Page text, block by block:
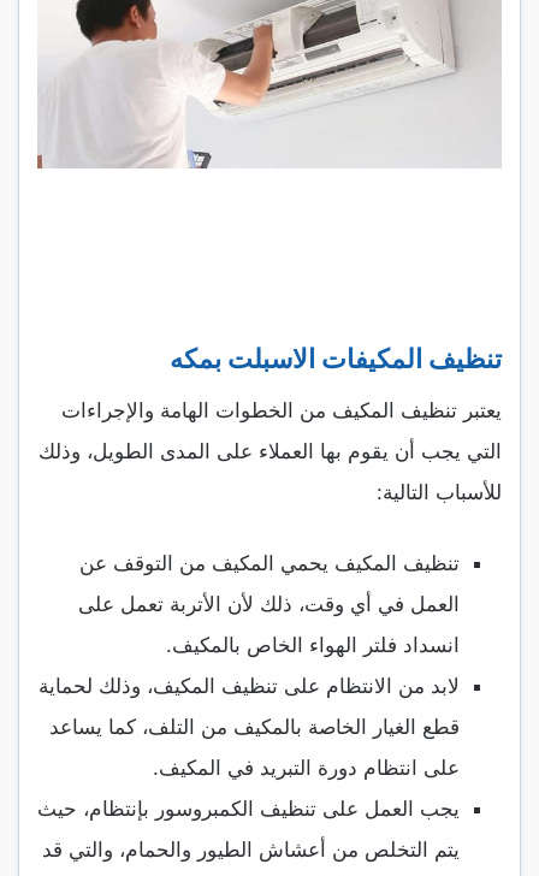
تنظيف المكيفات الاسبلت بمكه
يعتبر تنظيف المكيف من الخطوات الهامة والإجراءات
التي يجب أن يقوم بها العملاء على المدى الطويل، وذلك
للأسباب التالية:
تنظيف المكيف يحمي المكيف من التوقف عن
العمل في أي وقت، ذلك لأن الأتربة تعمل على
انسداد فلتر الهواء الخاص بالمكيف.
لابد من الانتظام على تنظيف المكيف، وذلك لحماية
قطع الغيار الخاصة بالمكيف من التلف، كما يساعد
على انتظام دورة التبريد في المكيف.
يجب العمل على تنظيف الكمبروسور بإنتظام، حيث
يتم التخلص من أعشاش الطيور والحمام، والتي قد